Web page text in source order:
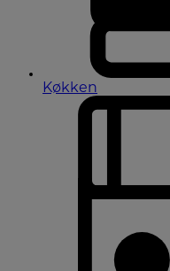
Køkken